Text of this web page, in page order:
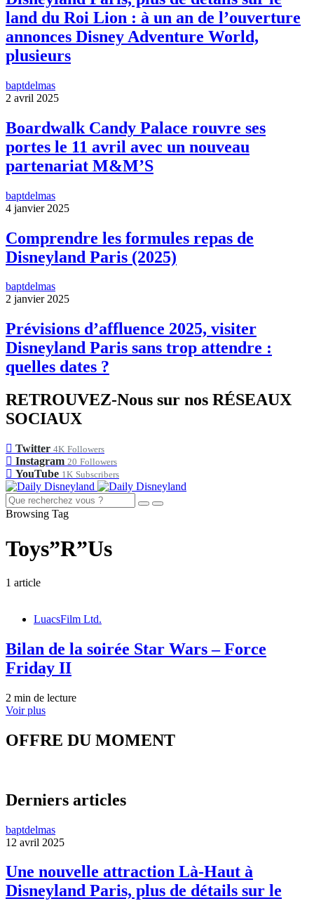
land du Roi Lion : à un an de l’ouverture
annonces Disney Adventure World,
plusieurs
baptdelmas
2 avril 2025
Boardwalk Candy Palace rouvre ses
portes le 11 avril avec un nouveau
partenariat M&M’S
baptdelmas
4 janvier 2025
Comprendre les formules repas de
Disneyland Paris (2025)
baptdelmas
2 janvier 2025
Prévisions d’affluence 2025, visiter
Disneyland Paris sans trop attendre :
quelles dates ?
RETROUVEZ-Nous sur nos RÉSEAUX
SOCIAUX
Twitter 4K Followers
Instagram 20 Followers
YouTube 1K Subscribers
Browsing Tag
Toys”R”Us
1 article
LuacsFilm Ltd.
Bilan de la soirée Star Wars – Force
Friday II
2 min de lecture
Voir plus
OFFRE DU MOMENT
Derniers articles
baptdelmas
12 avril 2025
Une nouvelle attraction Là-Haut à
Disneyland Paris, plus de détails sur le